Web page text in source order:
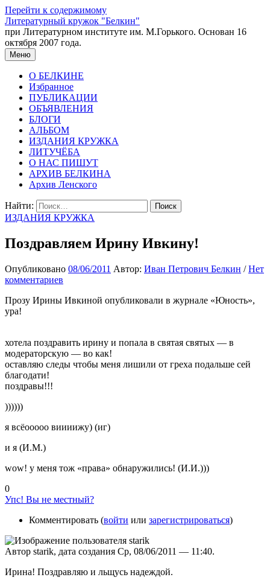
Перейти к содержимому
Литературный кружок "Белкин"
при Литературном институте им. М.Горького. Основан 16
октября 2007 года.
Меню
О БЕЛКИНЕ
Избранное
ПУБЛИКАЦИИ
ОБЪЯВЛЕНИЯ
БЛОГИ
АЛЬБОМ
ИЗДАНИЯ КРУЖКА
ЛИТУЧЁБА
О НАС ПИШУТ
АРХИВ БЕЛКИНА
Архив Ленского
Найти:
ИЗДАНИЯ КРУЖКА
Поздравляем Ирину Ивкину!
Опубликовано 08/06/2011 Автор: Иван Петрович Белкин /Нет
комментариев
Прозу Ирины Ивкиной опубликовали в журнале «Юность»,
ура!
хотела поздравить ирину и попала в святая святых — в
модераторскую — во как!
оставляю следы чтобы меня лишили от греха подальше сей
благодати!
поздравы!!!
))))))
я всёооооо виииижу) (иг)
и я (И.М.)
wow! у меня тож «права» обнаружились! (И.И.)))
0
Упс! Вы не местный?
Комментировать (войти или зарегистрироваться)
Автор starik, дата создания Ср, 08/06/2011 — 11:40.
Ирина! Поздравляю и льщусь надеждой.